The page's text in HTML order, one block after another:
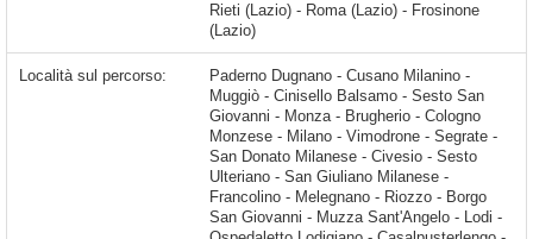
Rieti (Lazio) - Roma (Lazio) - Frosinone
(Lazio)
Località sul percorso: Paderno Dugnano - Cusano Milanino - Muggiò - Cinisello Balsamo - Sesto San Giovanni - Monza - Brugherio - Cologno Monzese - Milano - Vimodrone - Segrate - San Donato Milanese - Civesio - Sesto Ulteriano - San Giuliano Milanese - Francolino - Melegnano - Riozzo - Borgo San Giovanni - Muzza Sant'Angelo - Lodi - Ospedaletto Lodigiano - Casalpusterlengo - Guardamiglio - San Rocco al Porto - Piacenza - Cortemaggiore - Fiorenzuola d'Arda - Soragna - Fidenza - Parma - Taneto - Sant'Ilario d'Enza - Caprara - Calerno - Campegine -